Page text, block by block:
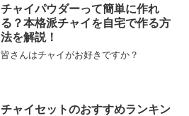
チャイパウダーって簡単に作れ
る？本格派チャイを自宅で作る方
法を解説！
皆さんはチャイがお好きですか？
チャイセットのおすすめランキン